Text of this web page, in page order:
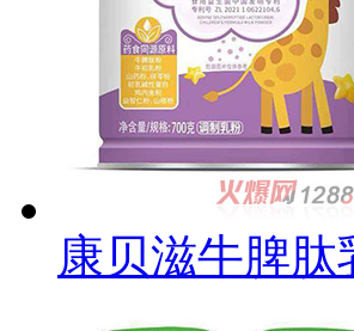
康贝滋牛脾